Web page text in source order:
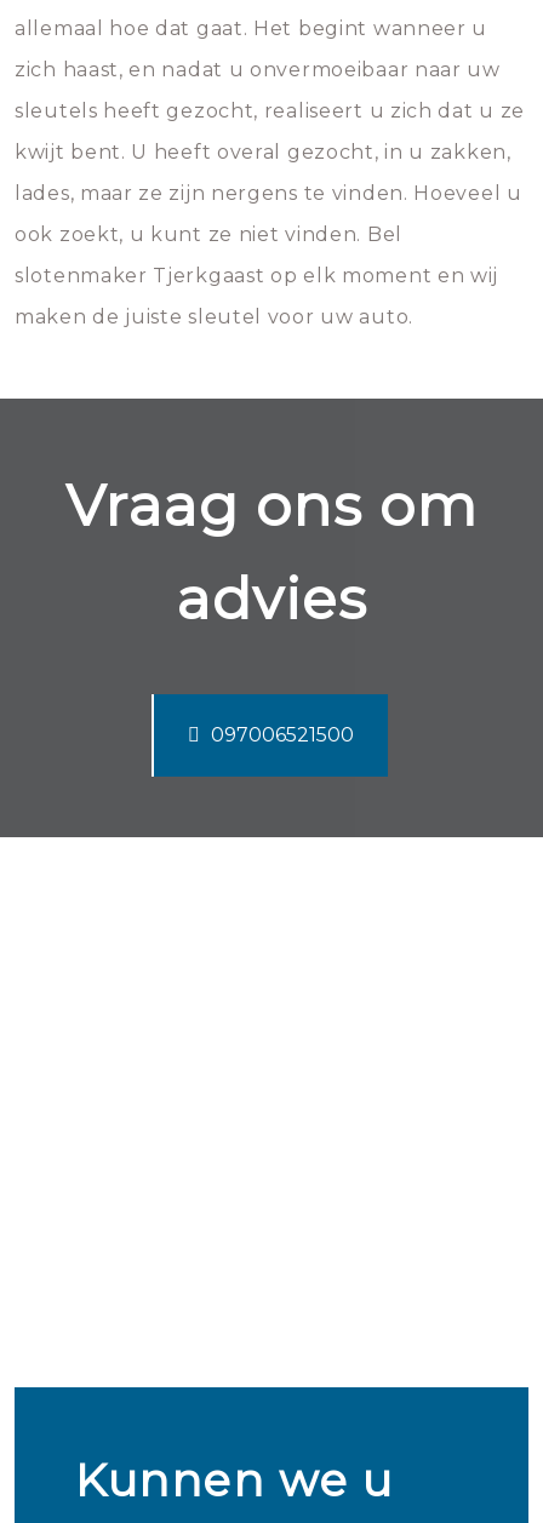
allemaal hoe dat gaat. Het begint wanneer u
zich haast, en nadat u onvermoeibaar naar uw
sleutels heeft gezocht, realiseert u zich dat u ze
kwijt bent. U heeft overal gezocht, in u zakken,
lades, maar ze zijn nergens te vinden. Hoeveel u
ook zoekt, u kunt ze niet vinden. Bel
slotenmaker Tjerkgaast op elk moment en wij
maken de juiste sleutel voor uw auto.
Vraag ons om
advies
097006521500
Kunnen we u